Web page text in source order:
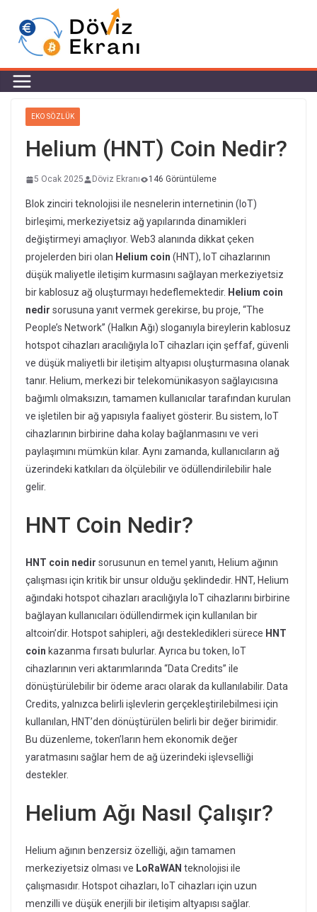
EKO SÖZLÜK
Helium (HNT) Coin Nedir?
5 Ocak 2025 Döviz Ekranı 146 Görüntüleme
Blok zinciri teknolojisi ile nesnelerin internetinin (IoT)
birleşimi, merkeziyetsiz ağ yapılarında dinamikleri
değiştirmeyi amaçlıyor. Web3 alanında dikkat çeken
projelerden biri olan Helium coin (HNT), IoT cihazlarının
düşük maliyetle iletişim kurmasını sağlayan merkeziyetsiz
bir kablosuz ağ oluşturmayı hedeflemektedir. Helium coin
nedir sorusuna yanıt vermek gerekirse, bu proje, “The
People’s Network” (Halkın Ağı) sloganıyla bireylerin kablosuz
hotspot cihazları aracılığıyla IoT cihazları için şeffaf, güvenli
ve düşük maliyetli bir iletişim altyapısı oluşturmasına olanak
tanır. Helium, merkezi bir telekomünikasyon sağlayıcısına
bağımlı olmaksızın, tamamen kullanıcılar tarafından kurulan
ve işletilen bir ağ yapısıyla faaliyet gösterir. Bu sistem, IoT
cihazlarının birbirine daha kolay bağlanmasını ve veri
paylaşımını mümkün kılar. Aynı zamanda, kullanıcıların ağ
üzerindeki katkıları da ölçülebilir ve ödüllendirilebilir hale
gelir.
HNT Coin Nedir?
HNT coin nedir sorusunun en temel yanıtı, Helium ağının
çalışması için kritik bir unsur olduğu şeklindedir. HNT, Helium
ağındaki hotspot cihazları aracılığıyla IoT cihazlarını birbirine
bağlayan kullanıcıları ödüllendirmek için kullanılan bir
altcoin’dir. Hotspot sahipleri, ağı destekledikleri sürece HNT
coin kazanma fırsatı bulurlar. Ayrıca bu token, IoT
cihazlarının veri aktarımlarında “Data Credits” ile
dönüştürülebilir bir ödeme aracı olarak da kullanılabilir. Data
Credits, yalnızca belirli işlevlerin gerçekleştirilebilmesi için
kullanılan, HNT’den dönüştürülen belirli bir değer birimidir.
Bu düzenleme, token’ların hem ekonomik değer
yaratmasını sağlar hem de ağ üzerindeki işlevselliği
destekler.
Helium Ağı Nasıl Çalışır?
Helium ağının benzersiz özelliği, ağın tamamen
merkeziyetsiz olması ve LoRaWAN teknolojisi ile
çalışmasıdır. Hotspot cihazları, IoT cihazları için uzun
menzilli ve düşük enerjili bir iletişim altyapısı sağlar.